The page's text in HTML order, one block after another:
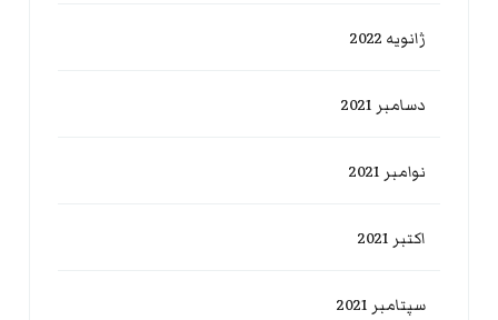
ژانویه 2022
دسامبر 2021
نوامبر 2021
اکتبر 2021
سپتامبر 2021